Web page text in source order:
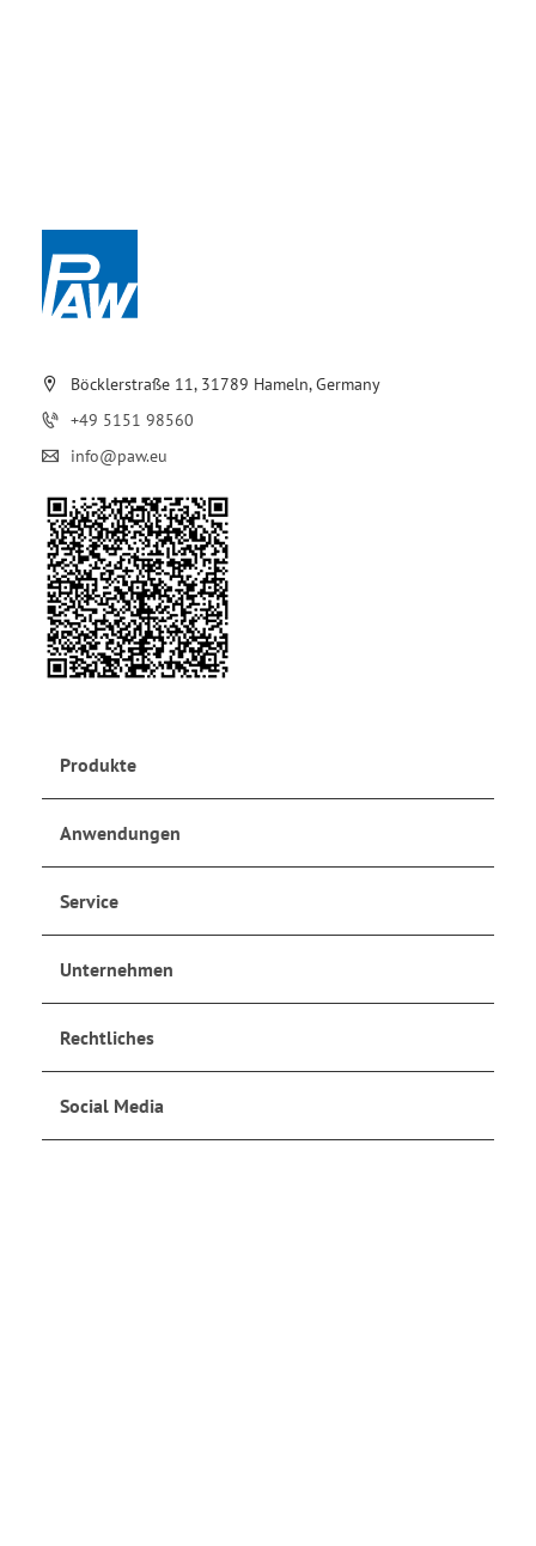
Böcklerstraße 11, 31789 Hameln, Germany
+49 5151 98560
info@paw.eu
Produkte
Anwendungen
Service
Unternehmen
Rechtliches
Social Media